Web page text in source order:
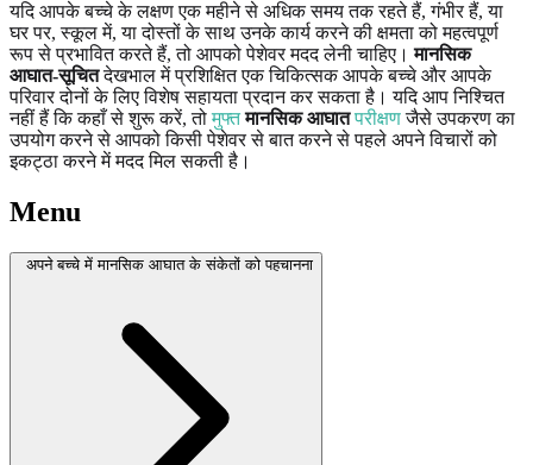
यदि आपके बच्चे के लक्षण एक महीने से अधिक समय तक रहते हैं, गंभीर हैं, या
घर पर, स्कूल में, या दोस्तों के साथ उनके कार्य करने की क्षमता को महत्वपूर्ण
रूप से प्रभावित करते हैं, तो आपको पेशेवर मदद लेनी चाहिए।मानसिक
आघात-सूचितदेखभाल में प्रशिक्षित एक चिकित्सक आपके बच्चे और आपके
परिवार दोनों के लिए विशेष सहायता प्रदान कर सकता है। यदि आप निश्चित
नहीं हैं कि कहाँ से शुरू करें, तोमुफ्तमानसिक आघातपरीक्षणजैसे उपकरण का
उपयोग करने से आपको किसी पेशेवर से बात करने से पहले अपने विचारों को
इकट्ठा करने में मदद मिल सकती है।
Menu
अपने बच्चे में मानसिक आघात के संकेतों को पहचानना